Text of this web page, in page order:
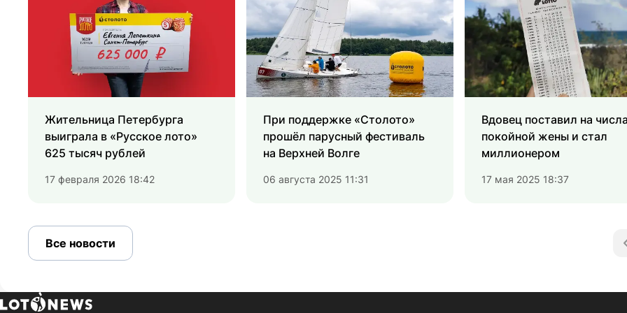
Жительница Петербурга
выиграла в «Русское лото»
625 тысяч рублей
17 февраля 2026 18:42
При поддержке «Столото»
прошёл парусный фестиваль
на Верхней Волге
06 августа 2025 11:31
Вдовец поставил на числа
покойной жены и стал
миллионером
17 мая 2025 18:37
Все новости